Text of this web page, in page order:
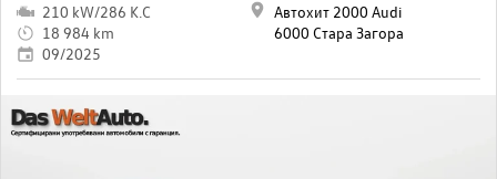
210 kW/286 K.C
18 984 km
09/2025
Автохит 2000 Audi
6000 Стара Загора